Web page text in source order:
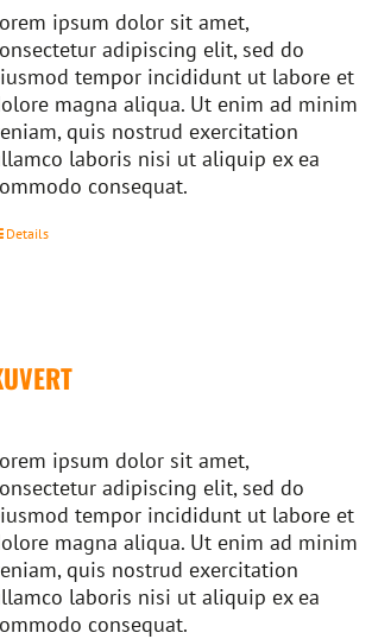
ipsum dolor sit amet,
adipiscing elit, sed do
tempor incididunt ut labore et
magna aliqua. Ut enim ad minim
quis nostrud exercitation
laboris nisi ut aliquip ex ea
consequat.
Details
ipsum dolor sit amet,
adipiscing elit, sed do
tempor incididunt ut labore et
magna aliqua. Ut enim ad minim
quis nostrud exercitation
laboris nisi ut aliquip ex ea
consequat.